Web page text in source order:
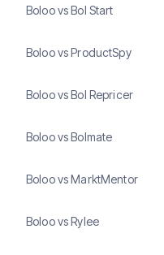
Boloo vs Bol Start
Boloo vs ProductSpy
Boloo vs Bol Repricer
Boloo vs Bolmate
Boloo vs MarktMentor
Boloo vs Rylee